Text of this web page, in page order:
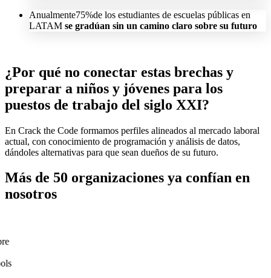
Anualmente75%de los estudiantes de escuelas públicas en
LATAM se gradúan sin un camino claro sobre su futuro
¿Por qué no conectar estas brechas y
preparar a niños y jóvenes para los
puestos de trabajo del siglo XXI?
En Crack the Code formamos perfiles alineados al mercado laboral
actual, con conocimiento de programación y análisis de datos,
dándoles alternativas para que sean dueños de su futuro.
Más de 50 organizaciones ya confían en
nosotros